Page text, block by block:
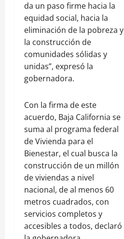
da un paso firme hacia la
equidad social, hacia la
eliminación de la pobreza y
la construcción de
comunidades sólidas y
unidas”, expresó la
gobernadora.
Con la firma de este
acuerdo, Baja California se
suma al programa federal
de Vivienda para el
Bienestar, el cual busca la
construcción de un millón
de viviendas a nivel
nacional, de al menos 60
metros cuadrados, con
servicios completos y
accesibles a todos, declaró